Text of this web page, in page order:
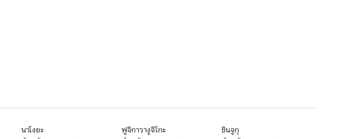
นาโงยะ
ฟูจิกาวางูจิโกะ
ชินจูกุ